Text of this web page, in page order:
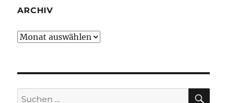
ARCHIV
Archiv
Suche